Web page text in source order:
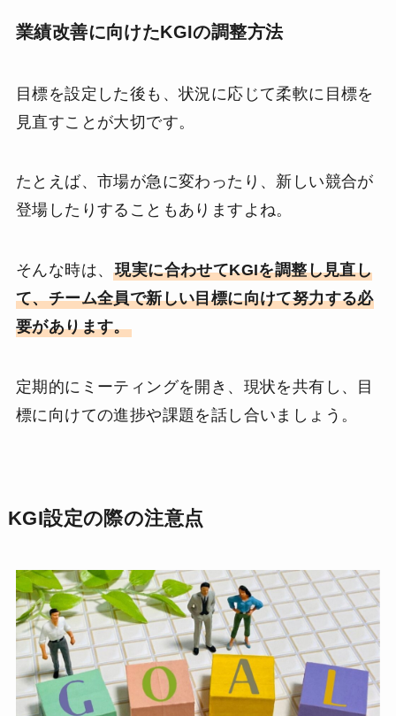
業績改善に向けたKGIの調整方法
目標を設定した後も、状況に応じて柔軟に目標を
見直すことが大切です。
たとえば、市場が急に変わったり、新しい競合が
登場したりすることもありますよね。
そんな時は、現実に合わせてKGIを調整し見直し
て、チーム全員で新しい目標に向けて努力する必
要があります。
定期的にミーティングを開き、現状を共有し、目
標に向けての進捗や課題を話し合いましょう。
KGI設定の際の注意点